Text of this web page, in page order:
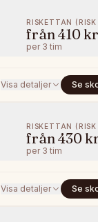
RISKETTAN (RISK
från 410 kr
per 3 tim
Visa detaljer Se
RISKETTAN (RISK
från 430
per 3 tim
Visa detaljer Se